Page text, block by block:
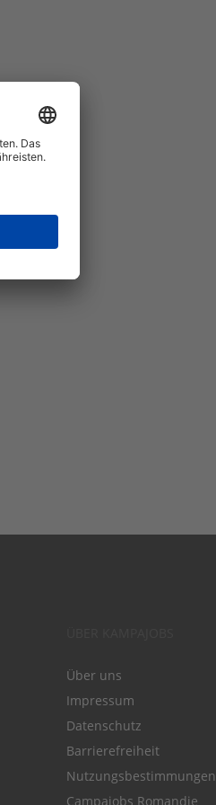
Über uns
Impressum
Datenschutz
Barrierefreiheit
Nutzungsbestimmungen
Campajobs Romandie